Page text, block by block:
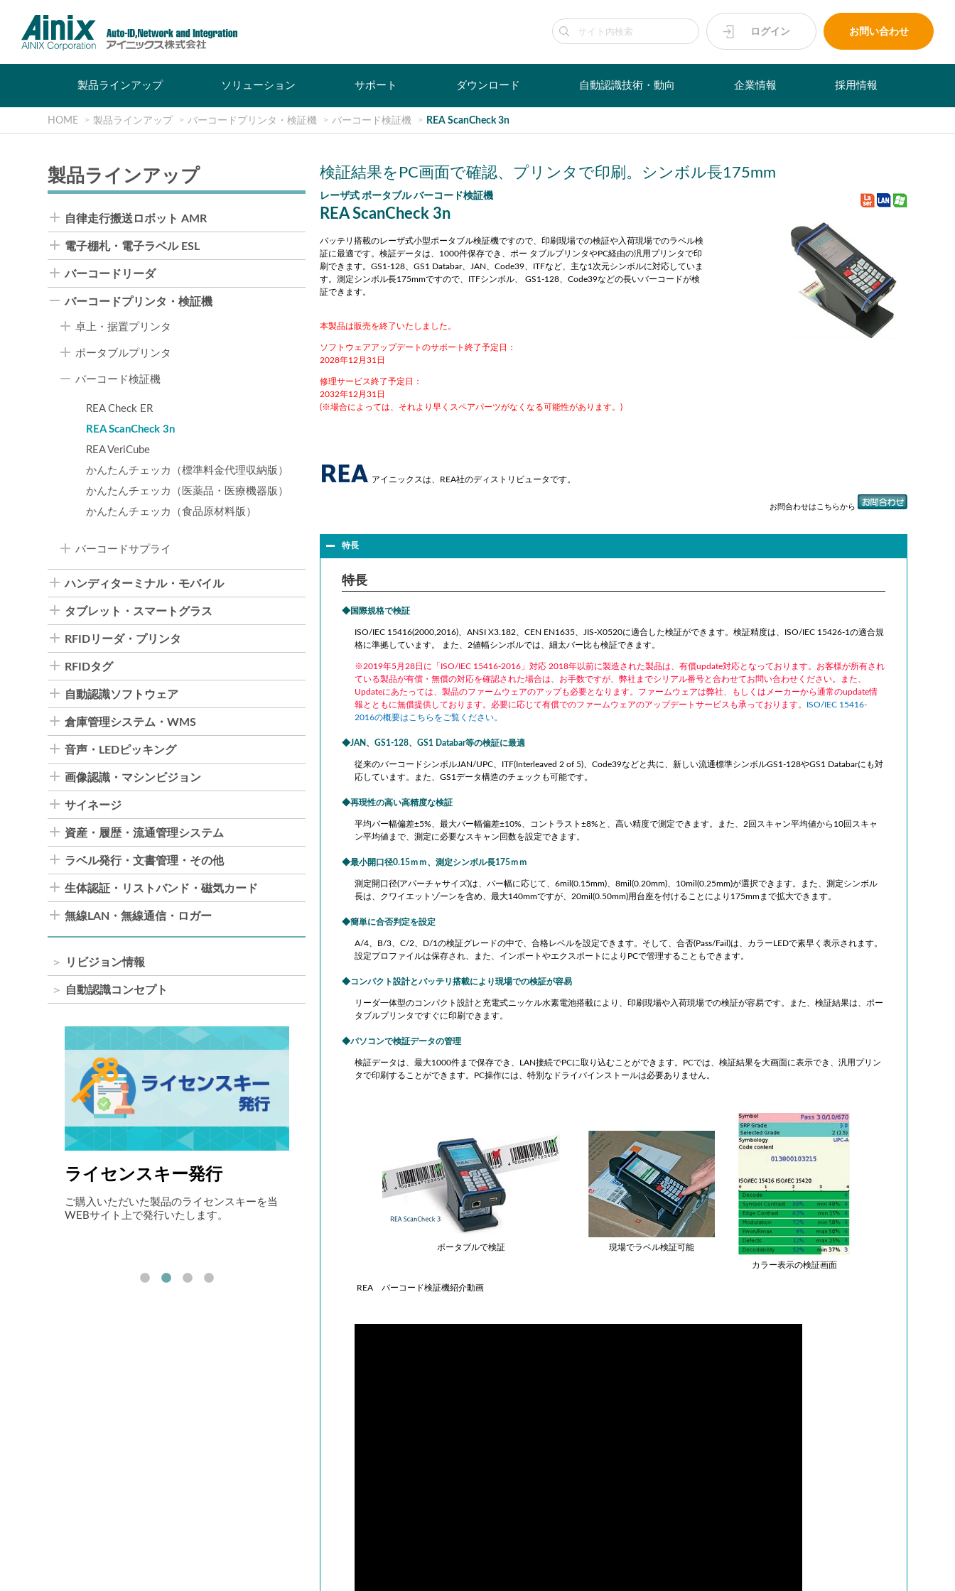
ログイン お問い合わせ
製品ラインアップ ソリューション サポート ダウンロード 自動認識技術・動向 企業情報 採用情報
HOME 製品ラインアップ バーコードプリンタ・検証機 バーコード検証機 REA ScanCheck 3n
製品ラインアップ
自律走行搬送ロボット AMR
電子棚札・電子ラベル ESL
バーコードリーダ
バーコードプリンタ・検証機
卓上・据置プリンタ
ポータブルプリンタ
バーコード検証機
REA Check ER
REA ScanCheck 3n
REA VeriCube
かんたんチェッカ（標準料金代理収納版）
かんたんチェッカ（医薬品・医療機器版）
かんたんチェッカ（食品原材料版）
バーコードサプライ
ハンディターミナル・モバイル
タブレット・スマートグラス
RFIDリーダ・プリンタ
RFIDタグ
自動認識ソフトウェア
倉庫管理システム・WMS
音声・LEDピッキング
画像認識・マシンビジョン
サイネージ
資産・履歴・流通管理システム
ラベル発行・文書管理・その他
生体認証・リストバンド・磁気カード
無線LAN・無線通信・ロガー
リビジョン情報
自動認識コンセプト
ー発行
品のライセンスキーを当
いたします。
自律走行搬送ロボット AMR
最先端のインテリジェントロボットソリューシ
ョンで製造･物流現場の搬送業務を強力にサポ
Compact Logistics Solution
アイニックスが考える物流システムのあるべき
姿とは、これらのビジネス環境に合わせて拡
張・縮小・移動が可能な物流システム。 それ
を実現するためのコンセプトがCompact
会長の自動認識講座
自動認識技術に関する基礎知識やアイニックス
が提案する自動認識コンセプトをお伝えしま
す。
ご購入いただいた製品のラ
WEBサイト上で発行いたし
検証結果をPC画面で確認、プリンタで印刷。シンボル長175mm
レーザ式 ポータブル バーコード検証機
REA ScanCheck 3n
バッテリ搭載のレーザ式小型ポータブル検証機ですので、印刷現場での検証や入荷現場でのラベル検
証に最適です。検証データは、1000件保存でき、ポー タブルプリンタやPC経由の汎用プリンタで印
刷できます。GS1-128、GS1 Databar、JAN、Code39、ITFなど、主な1次元シンボルに対応していま
す。測定シンボル長175mmですので、ITFシンボル、 GS1-128、Code39などの長いバーコードが検
証できます。
本製品は販売を終了いたしました。
ソフトウェアアップデートのサポート終了予定日：
2028年12月31日
修理サービス終了予定日：
2032年12月31日
(※場合によっては、それより早くスペアパーツがなくなる可能性があります。)
アイニックスは、REA社のディストリビュータです。
お問合わせはこちらから
特長
特長
国際規格で検証
ISO/IEC 15416(2000,2016)、ANSI X3.182、CEN EN1635、JIS-X0520に適合した検証ができます。検証精度は、ISO/IEC 15426-1の適合規
格に準拠しています。 また、2値幅シンボルでは、細太バー比も検証できます。
※2019年5月28日に「ISO/IEC 15416-2016」対応 2018年以前に製造された製品は、有償update対応となっております。お客様が所有され
ている製品が有償・無償の対応を確認された場合は、お手数ですが、弊社までシリアル番号と合わせてお問い合わせください。また、
Updateにあたっては、製品のファームウェアのアップも必要となります。ファームウェアは弊社、もしくはメーカーから通常のupdate情
報とともに無償提供しております。必要に応じて有償でのファームウェアのアップデートサービスも承っております。 ISO/IEC 15416-
2016の概要はこちらをご覧ください。
JAN、GS1-128、GS1 Databar等の検証に最適
従来のバーコードシンボルJAN/UPC、ITF(Interleaved 2 of 5)、Code39などと共に、新しい流通標準シンボルGS1-128やGS1 Databarにも対
応しています。また、GS1データ構造のチェックも可能です。
再現性の高い高精度な検証
平均バー幅偏差±5%、最大バー幅偏差±10%、コントラスト±8%と、高い精度で測定できます。また、2回スキャン平均値から10回スキャ
ン平均値まで、測定に必要なスキャン回数を設定できます。
最小開口径0.15ｍｍ、測定シンボル長175ｍｍ
測定開口径(アパーチャサイズ)は、バー幅に応じて、6mil(0.15mm)、8mil(0.20mm)、10mil(0.25mm)が選択できます。また、測定シンボル
長は、クワイエットゾーンを含め、最大140mmですが、20mil(0.50mm)用台座を付けることにより175mmまで拡大できます。
簡単に合否判定を設定
A/4、B/3、C/2、D/1の検証グレードの中で、合格レベルを設定できます。そして、合否(Pass/Fail)は、カラーLEDで素早く表示されます。
設定プロファイルは保存され、また、インポートやエクスポートによりPCで管理することもできます。
コンパクト設計とバッテリ搭載により現場での検証が容易
リーダ一体型のコンパクト設計と充電式ニッケル水素電池搭載により、印刷現場や入荷現場での検証が容易です。また、検証結果は、ポー
タブルプリンタですぐに印刷できます。
パソコンで検証データの管理
検証データは、最大1000件まで保存でき、LAN接続でPCに取り込むことができます。PCでは、検証結果を大画面に表示でき、汎用プリン
タで印刷することができます。PC操作には、特別なドライバインストールは必要ありません。
ポータブルで検証 現場でラベル検証可能
カラー表示の検証画面
REA バーコード検証機紹介動画